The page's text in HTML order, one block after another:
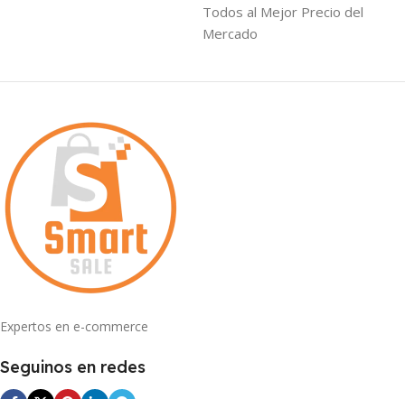
Todos al Mejor Precio del
Mercado
Expertos en e-commerce
Seguinos en redes